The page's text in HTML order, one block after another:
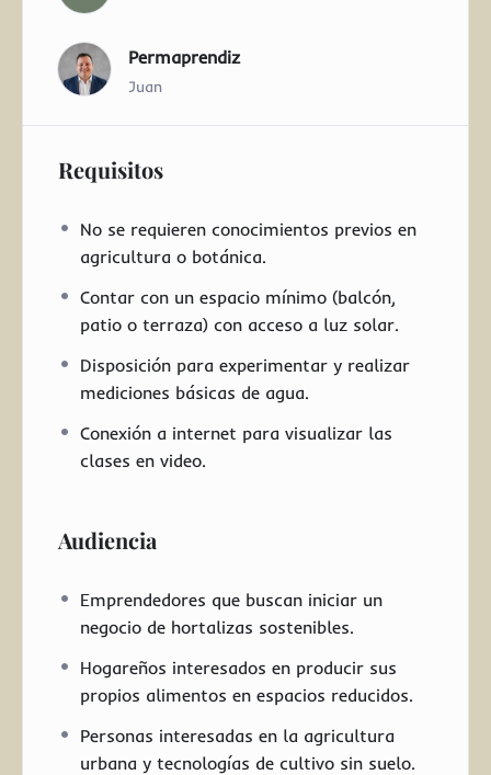
Permaprendiz
Juan
Requisitos
No se requieren conocimientos previos en
agricultura o botánica.
Contar con un espacio mínimo (balcón,
patio o terraza) con acceso a luz solar.
Disposición para experimentar y realizar
mediciones básicas de agua.
Conexión a internet para visualizar las
clases en video.
Audiencia
Emprendedores que buscan iniciar un
negocio de hortalizas sostenibles.
Hogareños interesados en producir sus
propios alimentos en espacios reducidos.
Personas interesadas en la agricultura
urbana y tecnologías de cultivo sin suelo.